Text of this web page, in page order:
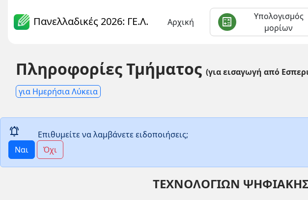
Πανελλαδικές 2026: ΓΕ.Λ. Αρχική calculate
Υπολογισμός
μορίων
Πληροφορίες Τμήματος (για εισαγωγή από
για Ημερήσια Λύκεια
notifications_active
Επιθυμείτε να λαμβάνετε ειδοποιήσεις;
Ναι
Όχι
ΤΕΧΝΟΛΟΓΙΩΝ